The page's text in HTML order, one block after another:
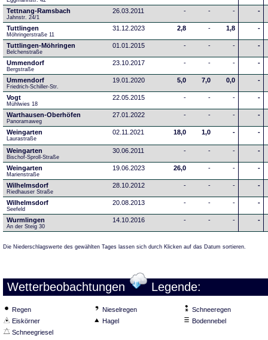
Tettnang-Ramsbach
Jahnstr. 24/1
26.03.2011 - - - -
Tuttlingen
Möhringerstraße 11
31.12.2023 2,8 - 1,8 -
Tuttlingen-Möhringen
Belchenstraße
01.01.2015 - - - -
Ummendorf
Bergstraße
23.10.2017 - - - -
Ummendorf
Friedrich-Schiller-Str.
19.01.2020 5,0 7,0 0,0 -
Vogt
Mühlwies 18
22.05.2015 - - - -
Warthausen-Oberhöfen
Panoramaweg
27.01.2022 - - - -
Weingarten
Laurastraße
02.11.2021 18,0 1,0 - -
Weingarten
Bischof-Sproll-Straße
30.06.2011 - - - -
Weingarten
Marienstraße
19.06.2023 26,0 - - -
Wilhelmsdorf
Riedhauser Straße
28.10.2012 - - - -
Wilhelmsdorf
Seefeld
20.08.2013 - - - -
Wurmlingen
An der Steig 30
14.10.2016 - - - -
Die Niederschlagswerte des gewählten Tages lassen sich durch Klicken auf das Datum sortieren.
Wetterbeobachtungen Legende:
Regen Nieselregen
Schneeregen
Eiskörner
Hagel
Bodennebel
Schneegriesel